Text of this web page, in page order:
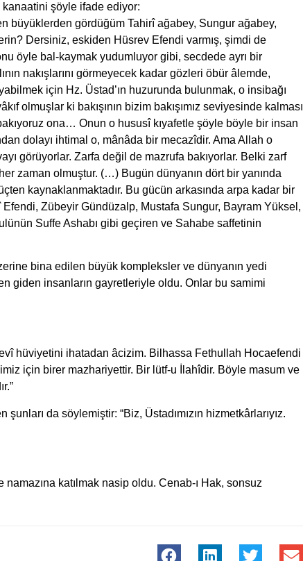
şöyle ifade ediyor:
büyüklerden gördüğüm Tahirî ağabey, Sungur ağabey,
Dersiniz, eskiden Hüsrev Efendi varmış, şimdi de
öyle bal-kaymak yudumluyor gibi, secdede ayrı bir
nakışlarını görmeyecek kadar gözleri öbür âlemde,
için Hz. Üstad’ın huzurunda bulunmak, o insibağı
olmuşlar ki bakışının bizim bakışımız seviyesinde kalması
ona… Onun o hususî kıyafetle şöyle böyle bir insan
dolayı ihtimal o, mânâda bir mecazîdir. Ama Allah o
görüyorlar. Zarfa değil de mazrufa bakıyorlar. Belki zarf
zaman olmuştur. (…) Bugün dünyanın dört bir yanında
kaynaklanmaktadır. Bu gücün arkasında arpa kadar bir
Zübeyir Gündüzalp, Mustafa Sungur, Bayram Yüksel,
Suffe Ashabı gibi geçiren ve Sahabe saffetinin
bina edilen büyük kompleksler ve dünyanın yedi
giden insanların gayretleriyle oldu. Onlar bu samimi
hüviyetini ihatadan âcizim. Bilhassa Fethullah Hocaefendi
için birer mazhariyettir. Bir lütf-u İlahîdir. Böyle masum ve
da söylemiştir: “Biz, Üstadımızın hizmetkârlarıyız.
katılmak nasip oldu. Cenab-ı Hak, sonsuz